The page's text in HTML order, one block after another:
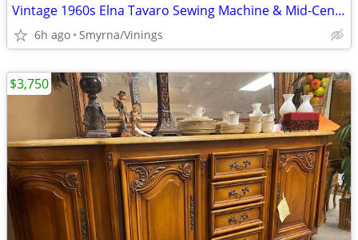
Vintage 1960s Elna Tavaro Sewing Machine & Mid-Century Folding Cabinet
6h ago Smyrna/Vinings
$3,750